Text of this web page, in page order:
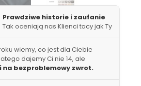
Prawdziwe historie i zaufanie
Tak oceniają nas Klienci tacy jak Ty
wiemy, co jest dla Ciebie
dajemy Ci nie 14, ale
na bezproblemowy zwrot.